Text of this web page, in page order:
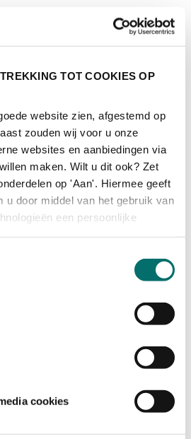
TOT COOKIES OP
website zien, afgestemd op
zouden wij voor u onze
websites en aanbiedingen via
maken. Wilt u dit ook? Zet
op 'Aan'. Hiermee geeft
u door middel van het gebruik van
een persoonlijke
cookies